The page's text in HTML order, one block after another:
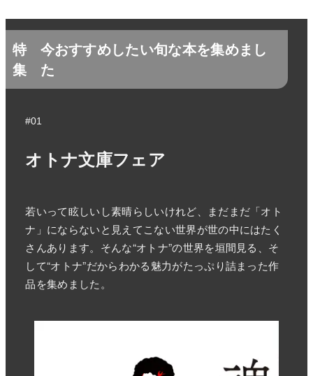
特
集
今おすすめしたい旬な本を集めまし
た
#01
オトナ文庫フェア
若いって眩しいし素晴らしいけれど、まだまだ「オト
ナ」にならないと見えてこない世界が世の中にはたく
さんあります。そんな“オトナ”の世界を垣間見る、そ
して“オトナ”だからわかる魅力がたっぷり詰まった作
品を集めました。